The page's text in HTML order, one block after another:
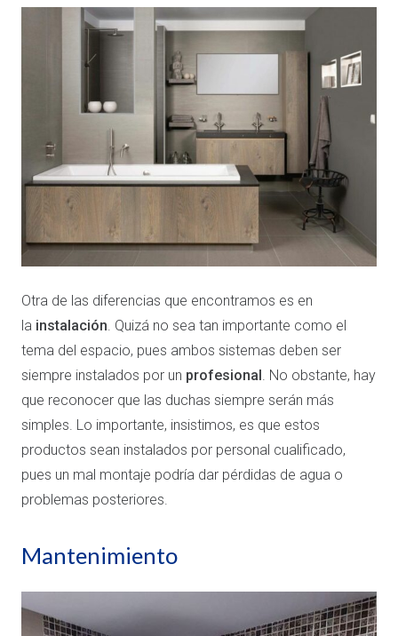
Otra de las diferencias que encontramos es en
la instalación. Quizá no sea tan importante como el
tema del espacio, pues ambos sistemas deben ser
siempre instalados por un profesional . No obstante, hay
que reconocer que las duchas siempre serán más
simples. Lo importante, insistimos, es que estos
productos sean instalados por personal cualificado,
pues un mal montaje podría dar pérdidas de agua o
problemas posteriores.
Mantenimiento